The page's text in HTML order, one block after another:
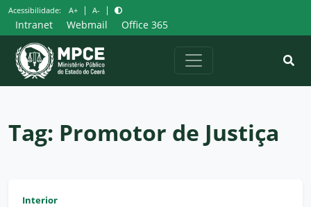
Pular
para
o
conteúdo
Acessibilidade: A+ | A- |
Intranet Webmail Office 365
Tag: Promotor de Justiça
Interior